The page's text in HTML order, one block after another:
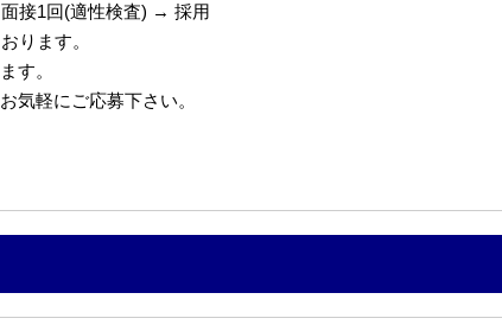
接1回(適性検査) → 採用
ります。
す。
気軽にご応募下さい。